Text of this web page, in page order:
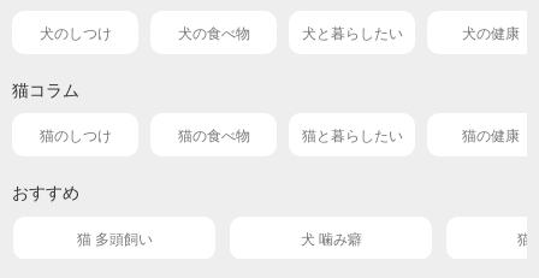
犬のしつけ 犬の食べ物 犬と暮らしたい 犬の健康
猫コラム
猫のしつけ 猫の食べ物 猫と暮らしたい 猫の健康
おすすめ
猫 多頭飼い 犬 噛み癖 猫